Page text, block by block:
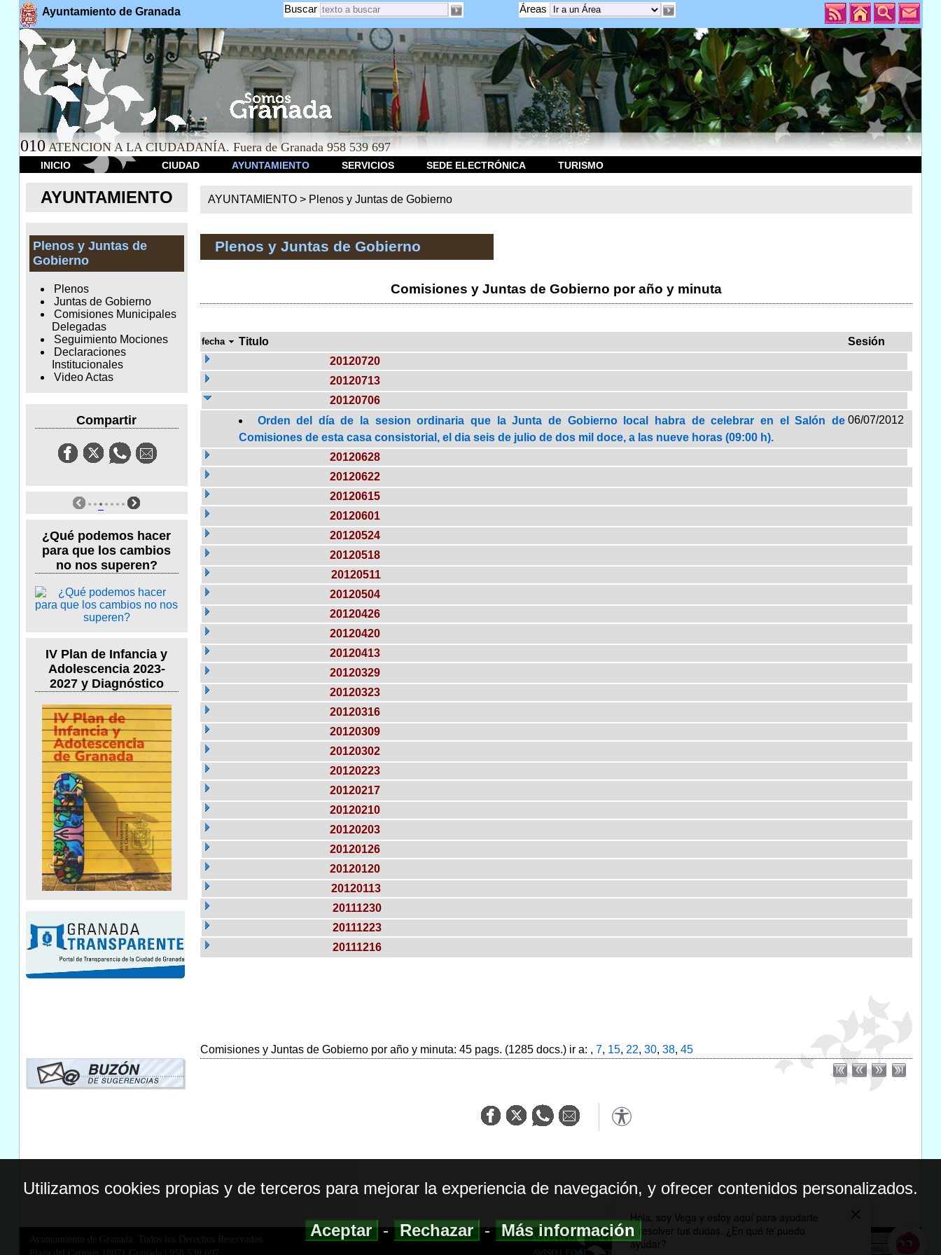
Ayuntamiento de Granada Áreas
Buscar
010 ATENCION A LA CIUDADANÍA. Fuera de Granada 958 539 697
INICIO CIUDAD AYUNTAMIENTO SERVICIOS SEDE ELECTRÓNICA TURISMO
AYUNTAMIENTO
Plenos y Juntas de
Gobierno
Plenos
Juntas de Gobierno
Comisiones Municipales
Delegadas
Seguimiento Mociones
Declaraciones
Institucionales
Video Actas
Compartir
¿Qué podemos hacer
para que los cambios
no nos superen?
IV Plan de Infancia y
Adolescencia 2023-
2027 y Diagnóstico
AYUNTAMIENTO > Plenos y Juntas de Gobierno
Plenos y Juntas de Gobierno
Comisiones y Juntas de Gobierno por año y minuta
fecha Titulo
Sesión
20120720
20120713
20120706
Orden del día de la sesion ordinaria que la Junta de Gobierno local habra de celebrar en el Salón de
Comisiones de esta casa consistorial, el dia seis de julio de dos mil doce, a las nueve horas (09:00 h).
06/07/2012
20120628
20120622
20120615
20120601
20120524
20120518
20120511
20120504
20120426
20120420
20120413
20120329
20120323
20120316
20120309
20120302
20120223
20120217
20120210
20120203
20120126
20120120
20120113
20111230
20111223
20111216
Comisiones y Juntas de Gobierno por año y minuta: 45 pags. (1285 docs.) ir a: , 7, 15, 22, 30, 38, 45
Ayuntamiento de Granada. Todos los Derechos Reservados.
MAPA WEB|ACCESIBILIDAD
AVISO LEGAL| POLITICA DE PRIVACIDAD
Utilizamos cookies propias y de terceros para mejorar la experiencia de navegación, y ofrecer contenidos personalizados.
Aceptar-Rechazar-Más información